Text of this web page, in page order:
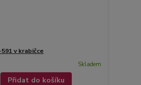
v krabičce
Skladem
Přidat do košíku